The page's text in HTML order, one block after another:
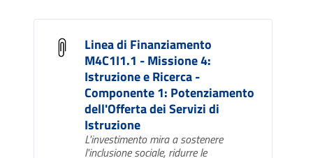
Linea di Finanziamento
M4C1I1.1 - Missione 4:
Istruzione e Ricerca -
Componente 1: Potenziamento
dell'Offerta dei Servizi di
Istruzione
L'investimento mira a sostenere
l'inclusione sociale, ridurre le